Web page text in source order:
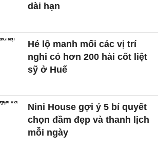
dài hạn
Hé lộ manh mối các vị trí
nghi có hơn 200 hài cốt liệt
sỹ ở Huế
Nini House gợi ý 5 bí quyết
chọn đầm đẹp và thanh lịch
mỗi ngày